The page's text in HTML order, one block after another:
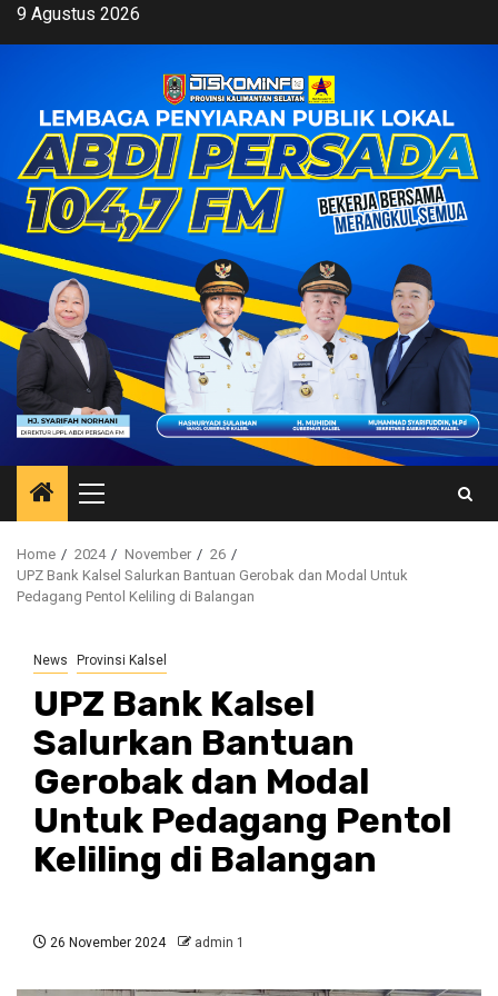
Skip9 Agustus 2026
Primary
Menu
Home 2024 November
26
UPZ Bank Kalsel Salurkan Bantuan Gerobak dan Modal Untuk
Pedagang Pentol Keliling di Balangan
News Provinsi Kalsel
UPZ Bank Kalsel
Salurkan Bantuan
Gerobak dan Modal
Untuk Pedagang Pentol
Keliling di Balangan
26 November 2024 admin 1